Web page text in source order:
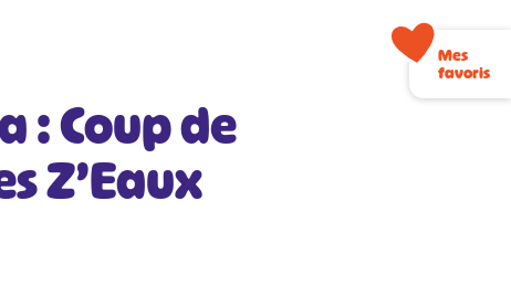
: Coup de
Z’Eaux
Mes
favoris